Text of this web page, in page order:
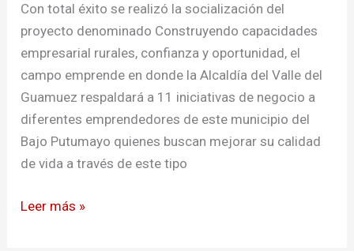
Con total éxito se realizó la socialización del
proyecto denominado Construyendo capacidades
empresarial rurales, confianza y oportunidad, el
campo emprende en donde la Alcaldía del Valle del
Guamuez respaldará a 11 iniciativas de negocio a
diferentes emprendedores de este municipio del
Bajo Putumayo quienes buscan mejorar su calidad
de vida a través de este tipo
iniciativas
de
negocios
de
emprendedores
Leer más »